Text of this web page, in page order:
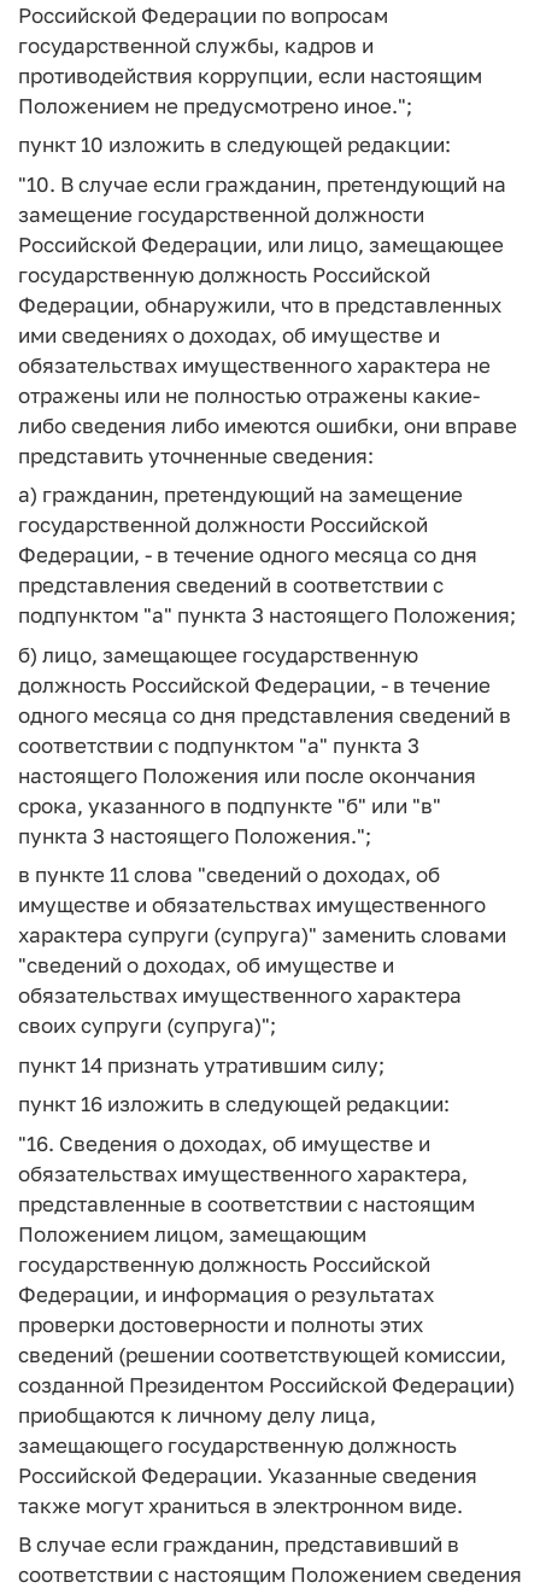
Российской Федерации по вопросам
государственной службы, кадров и
противодействия коррупции, если настоящим
Положением не предусмотрено иное.";
пункт 10 изложить в следующей редакции:
"10. В случае если гражданин, претендующий на
замещение государственной должности
Российской Федерации, или лицо, замещающее
государственную должность Российской
Федерации, обнаружили, что в представленных
ими сведениях о доходах, об имуществе и
обязательствах имущественного характера не
отражены или не полностью отражены какие-
либо сведения либо имеются ошибки, они вправе
представить уточненные сведения:
а) гражданин, претендующий на замещение
государственной должности Российской
Федерации, - в течение одного месяца со дня
представления сведений в соответствии с
подпунктом "а" пункта 3 настоящего Положения;
б) лицо, замещающее государственную
должность Российской Федерации, - в течение
одного месяца со дня представления сведений в
соответствии с подпунктом "а" пункта 3
настоящего Положения или после окончания
срока, указанного в подпункте "б" или "в"
пункта 3 настоящего Положения.";
в пункте 11 слова "сведений о доходах, об
имуществе и обязательствах имущественного
характера супруги (супруга)" заменить словами
"сведений о доходах, об имуществе и
обязательствах имущественного характера
своих супруги (супруга)";
пункт 14 признать утратившим силу;
пункт 16 изложить в следующей редакции:
"16. Сведения о доходах, об имуществе и
обязательствах имущественного характера,
представленные в соответствии с настоящим
Положением лицом, замещающим
государственную должность Российской
Федерации, и информация о результатах
проверки достоверности и полноты этих
сведений (решении соответствующей комиссии,
созданной Президентом Российской Федерации)
приобщаются к личному делу лица,
замещающего государственную должность
Российской Федерации. Указанные сведения
также могут храниться в электронном виде.
В случае если гражданин, представивший в
соответствии с настоящим Положением сведения